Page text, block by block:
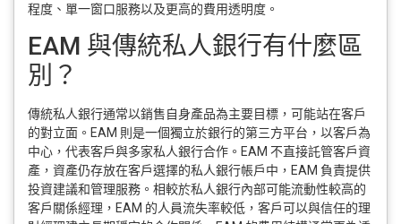
程度、單一窗口服務以及更高的費用透明度。
EAM 與傳統私人銀行有什麼區
別？
傳統私人銀行通常以銷售自身產品為主要目標，可能站在客戶
的對立面。EAM 則是一個獨立於銀行的第三方平台，以客戶為
中心，代表客戶與多家私人銀行合作。EAM 不直接託管客戶資
產，資產仍存放在客戶選擇的私人銀行帳戶中，EAM 負責提供
投資建議和管理服務。相較於私人銀行內部可能流動性較高的
客戶關係經理，EAM 的人員流失率較低，客戶可以與信任的理